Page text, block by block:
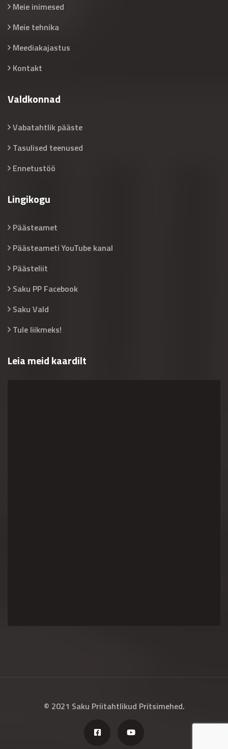
Meie inimesed
Meie tehnika
Meediakajastus
Kontakt
Valdkonnad
Vabatahtlik pääste
Tasulised teenused
Ennetustöö
Lingikogu
Päästeamet
Päästeameti YouTube kanal
Päästeliit
Saku PP Facebook
Saku Vald
Tule liikmeks!
Leia meid kaardilt
© 2021 Saku Priitahtlikud Pritsimehed.